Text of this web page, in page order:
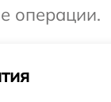
операции.